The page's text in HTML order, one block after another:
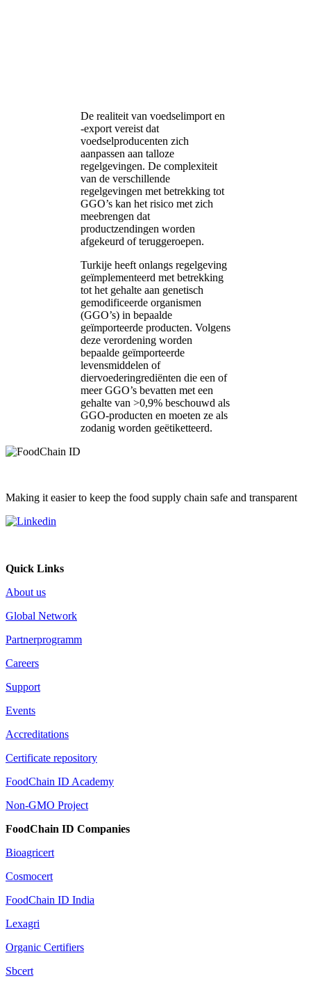
De realiteit van voedselimport en
-export vereist dat
voedselproducenten zich
aanpassen aan talloze
regelgevingen. De complexiteit
van de verschillende
regelgevingen met betrekking tot
GGO’s kan het risico met zich
meebrengen dat
productzendingen worden
afgekeurd of teruggeroepen.
Turkije heeft onlangs regelgeving
geïmplementeerd met betrekking
tot het gehalte aan genetisch
gemodificeerde organismen
(GGO’s) in bepaalde
geïmporteerde producten. Volgens
deze verordening worden
bepaalde geïmporteerde
levensmiddelen of
diervoederingrediënten die een of
meer GGO’s bevatten met een
gehalte van >0,9% beschouwd als
GGO-producten en moeten ze als
zodanig worden geëtiketteerd.
Making it easier to keep the food supply chain safe and transparent
Quick Links
About us
Global Network
Partnerprogramm
Careers
Support
Events
Accreditations
Certificate repository
FoodChain ID Academy
Non-GMO Project
FoodChain ID Companies
Bioagricert
Cosmocert
FoodChain ID India
Lexagri
Organic Certifiers
Sbcert